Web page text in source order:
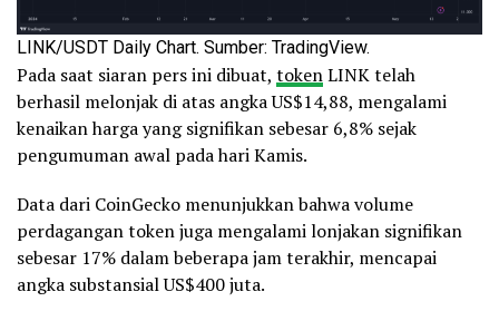
LINK/USDT Daily Chart. Sumber: TradingView.
Pada saat siaran pers ini dibuat, tokenLINK telah
berhasil melonjak di atas angka US$14,88, mengalami
kenaikan harga yang signifikan sebesar 6,8% sejak
pengumuman awal pada hari Kamis.
Data dari CoinGecko menunjukkan bahwa volume
perdagangan token juga mengalami lonjakan signifikan
sebesar 17% dalam beberapa jam terakhir, mencapai
angka substansial US$400 juta.